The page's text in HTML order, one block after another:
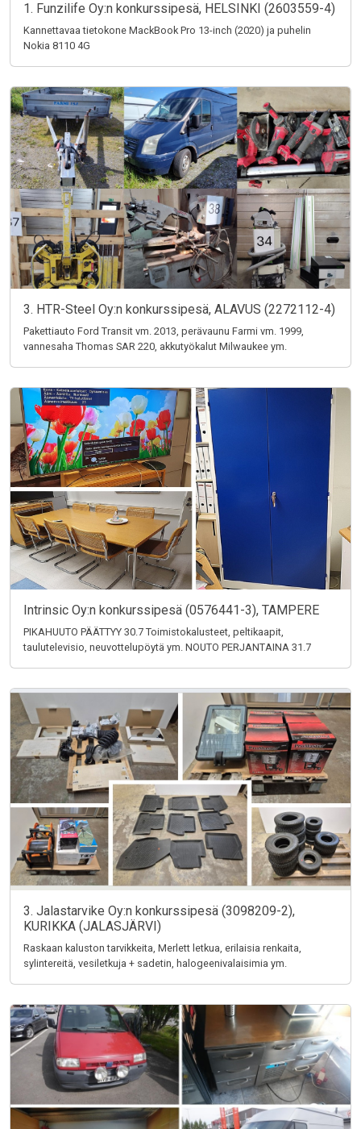
1. Funzilife Oy:n konkurssipesä, HELSINKI (2603559-4)
Kannettavaa tietokone MackBook Pro 13-inch (2020) ja puhelin
Nokia 8110 4G
3. HTR-Steel Oy:n konkurssipesä, ALAVUS (2272112-4)
Pakettiauto Ford Transit vm. 2013, perävaunu Farmi vm. 1999,
vannesaha Thomas SAR 220, akkutyökalut Milwaukee ym.
Intrinsic Oy:n konkurssipesä (0576441-3), TAMPERE
PIKAHUUTO PÄÄTTYY 30.7 Toimistokalusteet, peltikaapit,
taulutelevisio, neuvottelupöytä ym. NOUTO PERJANTAINA 31.7
3. Jalastarvike Oy:n konkurssipesä (3098209-2),
KURIKKA (JALASJÄRVI)
Raskaan kaluston tarvikkeita, Merlett letkua, erilaisia renkaita,
sylintereitä, vesiletkuja + sadetin, halogeenivalaisimia ym.